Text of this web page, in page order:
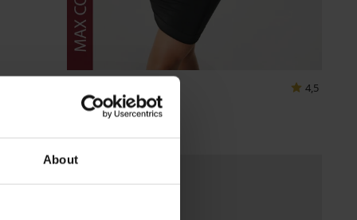
About
4,5
Stahovací šaty Linda